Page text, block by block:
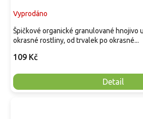
Vyprodáno
109 Kč
Detail
Špičkové organické granulované hnojivo
okrasné rostliny, od trvalek po okrasné...